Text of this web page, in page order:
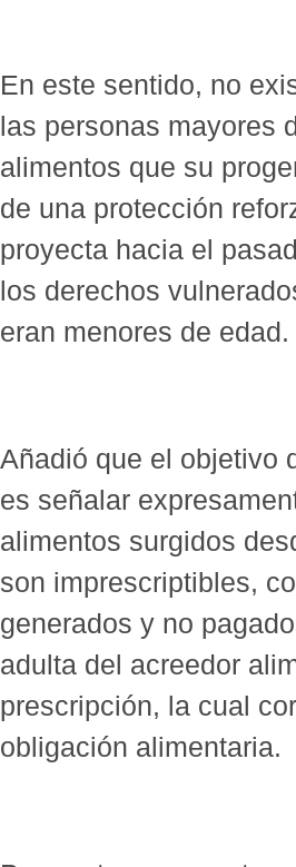
En este sentido, no
las personas mayores
alimentos que su
de una protección
proyecta hacia el
los derechos
eran menores de edad.
Añadió que el objetivo
es señalar
alimentos surgidos
son imprescriptibles,
generados y no
adulta del acreedor
prescripción, la cual
obligación alimentaria.